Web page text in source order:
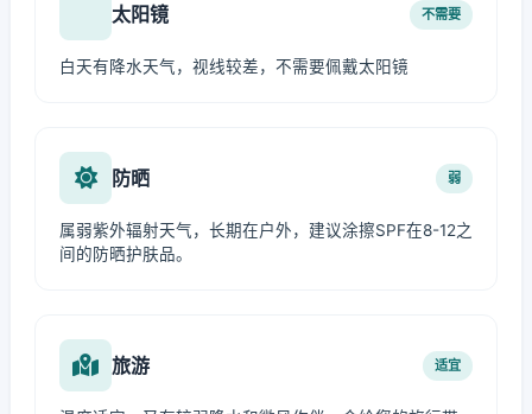
太阳镜 不需要
白天有降水天气，视线较差，不需要佩戴太阳镜
防晒 弱
属弱紫外辐射天气，长期在户外，建议涂擦SPF在8-12之
间的防晒护肤品。
旅游 适宜